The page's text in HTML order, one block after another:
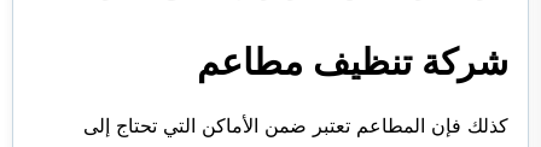
شركة تنظيف مطاعم
كذلك فإن المطاعم تعتبر ضمن الأماكن التي تحتاج إلى